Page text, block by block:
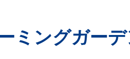
ミングガー